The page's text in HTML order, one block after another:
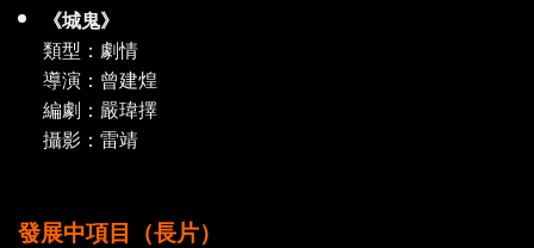
《城鬼》
類型：劇情
導演：曾建煌
編劇：嚴瑋擇
攝影：雷靖
發展中項目（長片）